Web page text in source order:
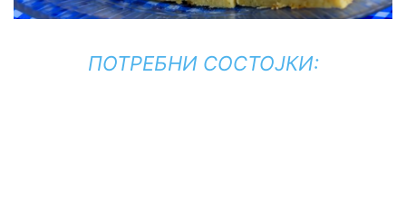
ПОТРЕБНИ СОСТОЈКИ: